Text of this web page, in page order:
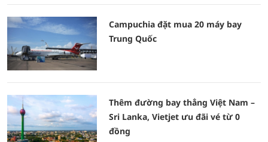
Campuchia đặt mua 20 máy bay
Trung Quốc
Thêm đường bay thẳng Việt Nam –
Sri Lanka, Vietjet ưu đãi vé từ 0
đồng